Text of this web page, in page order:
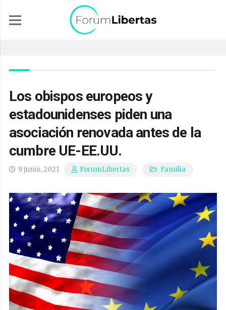
Los obispos europeos y
estadounidenses piden una
asociación renovada antes de la
cumbre UE-EE.UU.
9 junio, 2021 ForumLibertas Familia